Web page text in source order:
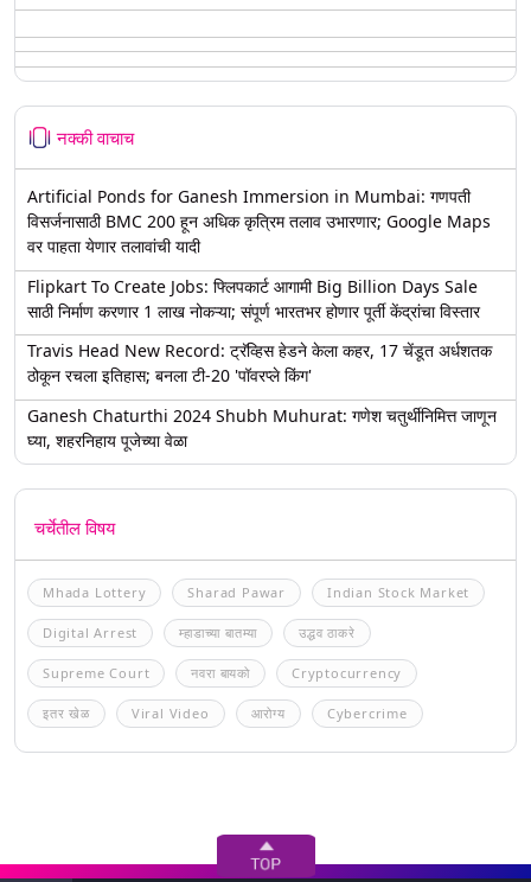
नक्की वाचाच
Artificial Ponds for Ganesh Immersion in Mumbai: गणपती
विसर्जनासाठी BMC 200 हून अधिक कृत्रिम तलाव उभारणार; Google Maps
वर पाहता येणार तलावांची यादी
Flipkart To Create Jobs: फ्लिपकार्ट आगामी Big Billion Days Sale
साठी निर्माण करणार 1 लाख नोकऱ्या; संपूर्ण भारतभर होणार पूर्ती केंद्रांचा विस्तार
Travis Head New Record: ट्रॅव्हिस हेडने केला कहर, 17 चेंडूत अर्धशतक
ठोकून रचला इतिहास; बनला टी-20 'पॉवरप्ले किंग'
Ganesh Chaturthi 2024 Shubh Muhurat: गणेश चतुर्थीनिमित्त जाणून
घ्या, शहरनिहाय पूजेच्या वेळा
चर्चेतील विषय
Mhada Lottery Sharad Pawar Indian Stock Market
Digital Arrest म्हाडाच्या बातम्या उद्धव ठाकरे
Supreme Court नवरा बायको Cryptocurrency
इतर खेळ Viral Video आरोग्य Cybercrime